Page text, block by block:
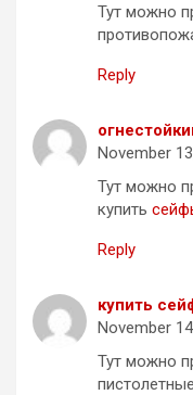
Тут можно
Reply
November
Тут можно
купить
Reply
купить
November
Тут можно
пистолетные